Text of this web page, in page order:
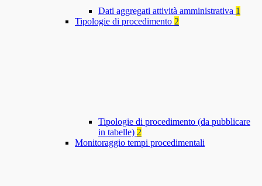
Dati aggregati attività amministrativa 1
Tipologie di procedimento 2
Tipologie di procedimento (da pubblicare
in tabelle) 2
Monitoraggio tempi procedimentali